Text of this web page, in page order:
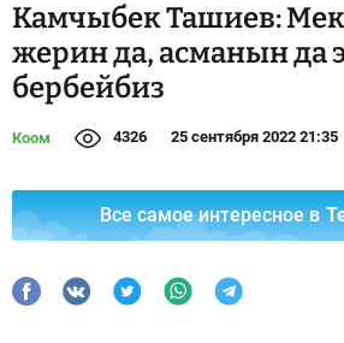
Камчыбек Ташиев:
жерин да, асманын да
бербейбиз
Коом 4326 25 сентября 2022 21:35
Все самое интересное в